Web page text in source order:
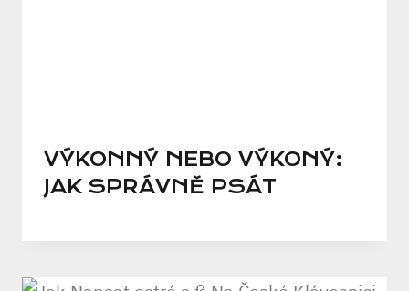
VÝKONNÝ NEBO VÝKONÝ:
JAK SPRÁVNĚ PSÁT